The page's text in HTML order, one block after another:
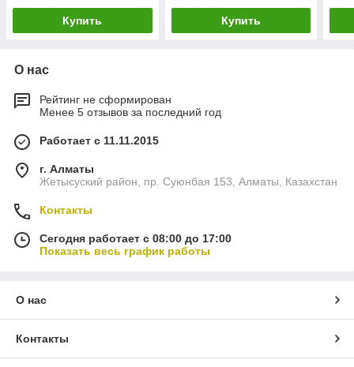
Купить Купить
О нас
Рейтинг не сформирован
Менее 5 отзывов за последний год
Работает с 11.11.2015
г. Алматы
Жетысуский район, пр. Суюнбая 153, Алматы, Казахстан
Контакты
Сегодня работает с 08:00 до 17:00
Показать весь график работы
О нас
Контакты